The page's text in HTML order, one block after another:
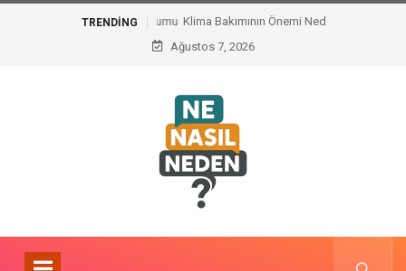
TRENDING
Klima Bakımının Önemi Nedir ?
Ağustos 7, 2026